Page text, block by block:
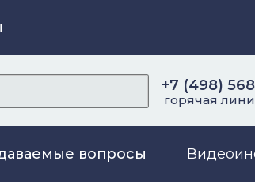
+7 (498)
горячая
вопросы